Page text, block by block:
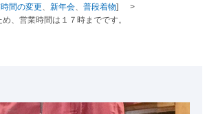
間の変更 、新年会 、普段着物]
、営業時間は１７時までです。